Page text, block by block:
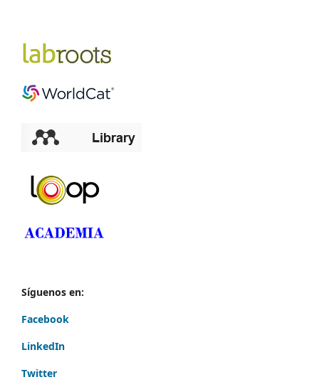
Síguenos en:
Facebook
LinkedIn
Twitter